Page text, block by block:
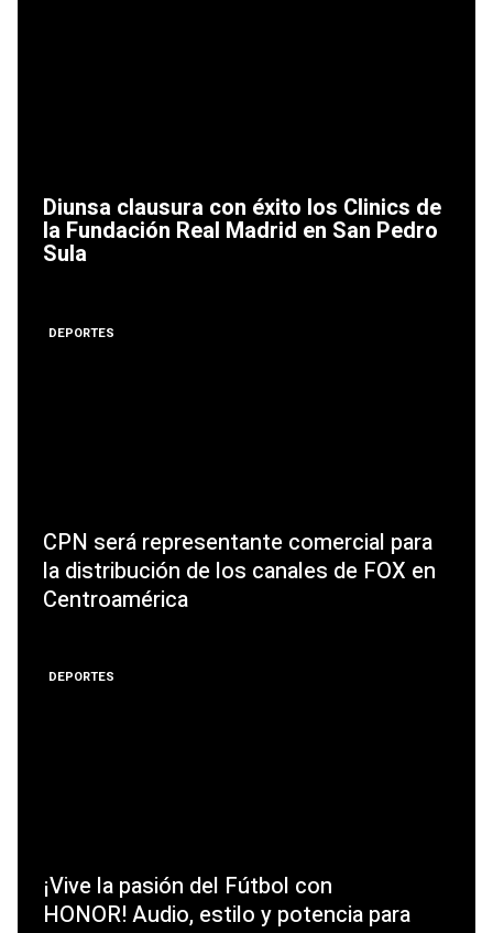
Diunsa clausura con éxito los Clinics de
la Fundación Real Madrid en San Pedro
Sula
DEPORTES
CPN será representante comercial para
la distribución de los canales de FOX en
Centroamérica
DEPORTES
¡Vive la pasión del Fútbol con
HONOR! Audio, estilo y potencia para